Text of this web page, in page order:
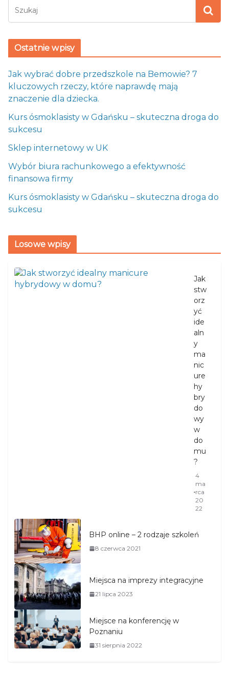
Ostatnie wpisy
Jak wybrać dobre przedszkole na Bemowie? 7
kluczowych rzeczy, które naprawdę mają
znaczenie dla dziecka.
Kurs ósmoklasisty w Gdańsku – skuteczna droga do
sukcesu
Sklep internetowy w UK
Wybór biura rachunkowego a efektywność
finansowa firmy
Kurs ósmoklasisty w Gdańsku – skuteczna droga do
sukcesu
Losowe wpisy
Jak
stw
orz
yć
ide
aln
y
ma
nic
ure
hy
bry
do
wy
w
do
mu
?
4
ma
rca
20
22
BHP online – 2 rodzaje szkoleń
8 czerwca 2021
Miejsca na imprezy integracyjne
21 lipca 2023
Miejsce na konferencję w
Poznaniu
31 sierpnia 2022